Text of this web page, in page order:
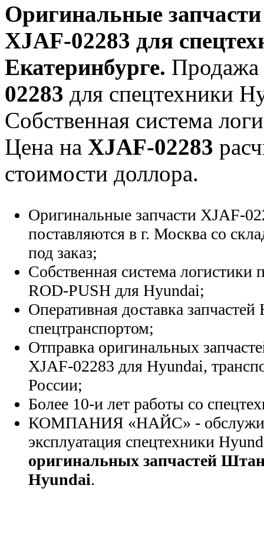
Оригинальные
XJAF-02283 для
Екатеринбурге. Продажа
02283 для спецтехники
Собственная система
Цена на XJAF-02283
стоимости доллора.
Оригинальные запчасти XJAF-
поставляются в г. Москва со
под заказ;
Собственная система логистики
ROD-PUSH для Hyundai;
Оперативная доставка
спецтранспортом;
Отправка оригинальных
XJAF-02283 для Hyundai,
России;
Более 10-и лет работы со
КОМПАНИЯ «НАЙС» -
эксплуатация спецтехники
оригинальных запчастей
Hyundai.